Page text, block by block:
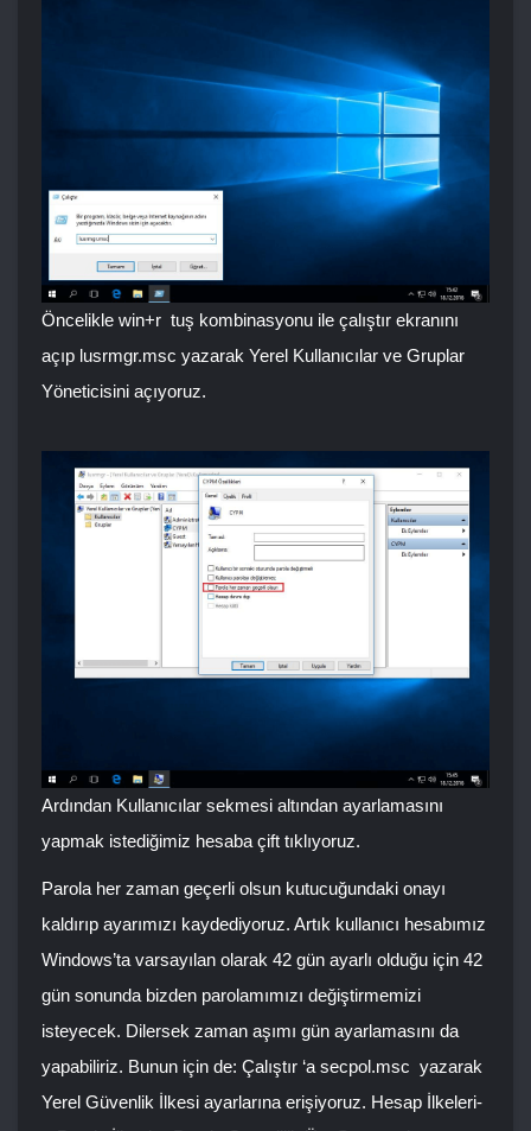
Öncelikle win+r tuş kombinasyonu ile çalıştır ekranını
açıp lusrmgr.msc yazarak Yerel Kullanıcılar ve Gruplar
Yöneticisini açıyoruz.
Ardından Kullanıcılar sekmesi altından ayarlamasını
yapmak istediğimiz hesaba çift tıklıyoruz.
Parola her zaman geçerli olsun kutucuğundaki onayı
kaldırıp ayarımızı kaydediyoruz. Artık kullanıcı hesabımız
Windows’ta varsayılan olarak 42 gün ayarlı olduğu için 42
gün sonunda bizden parolamımızı değiştirmemizi
isteyecek. Dilersek zaman aşımı gün ayarlamasını da
yapabiliriz. Bunun için de: Çalıştır ‘a secpol.msc yazarak
Yerel Güvenlik İlkesi ayarlarına erişiyoruz. Hesap İlkeleri-